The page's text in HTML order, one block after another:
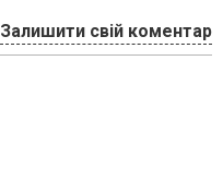
Залишити свій коментар